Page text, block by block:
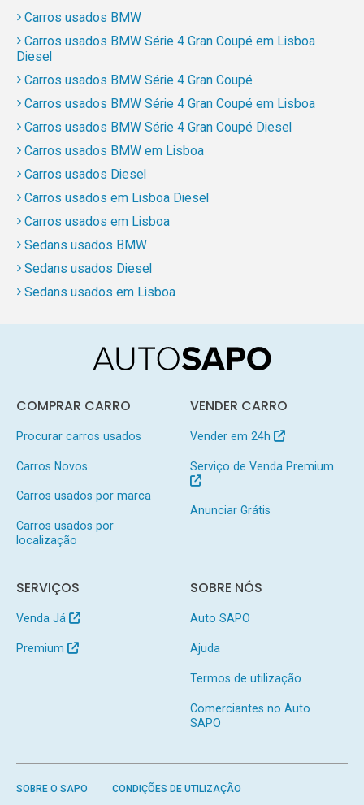
Carros usados BMW
Carros usados BMW Série 4 Gran Coupé em Lisboa
Diesel
Carros usados BMW Série 4 Gran Coupé
Carros usados BMW Série 4 Gran Coupé em Lisboa
Carros usados BMW Série 4 Gran Coupé Diesel
Carros usados BMW em Lisboa
Carros usados Diesel
Carros usados em Lisboa Diesel
Carros usados em Lisboa
Sedans usados BMW
Sedans usados Diesel
Sedans usados em Lisboa
COMPRAR CARRO
Procurar carros usados
Carros Novos
Carros usados por marca
Carros usados por
localização
VENDER CARRO
Vender em 24h
Serviço de Venda Premium
Anunciar Grátis
SERVIÇOS
Venda Já
Premium
SOBRE NÓS
Auto SAPO
Ajuda
Termos de utilização
Comerciantes no Auto
SAPO
SOBRE O SAPO CONDIÇÕES DE UTILIZAÇÃO